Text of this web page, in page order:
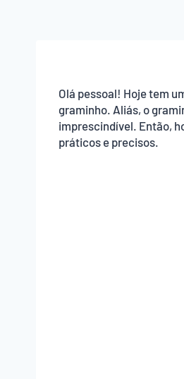
Olá pessoal! Hoje tem
graminho. Aliás, o
imprescindível. Então,
práticos e precisos.